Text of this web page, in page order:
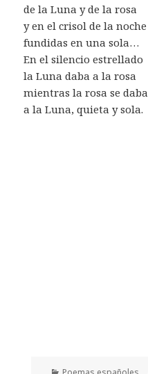
de la Luna y de la rosa
y en el crisol de la noche
fundidas en una sola…
En el silencio estrellado
la Luna daba a la rosa
mientras la rosa se daba
a la Luna, quieta y sola.
Categorías